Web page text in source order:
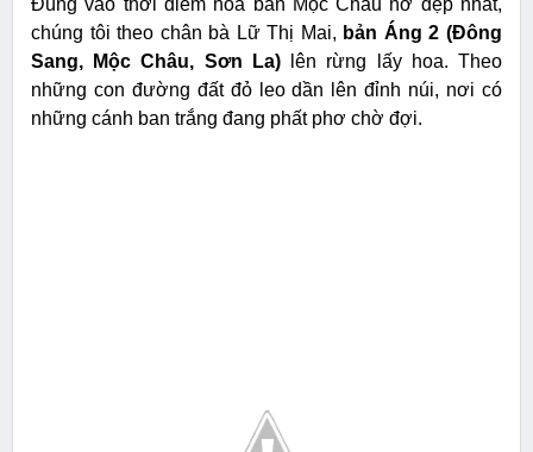
Đúng vào thời điểm hoa ban Mộc Châu nở đẹp nhất,
chúng tôi theo chân bà Lữ Thị Mai, bản Áng 2 (Đông
Sang, Mộc Châu, Sơn La)lên rừng lấy hoa. Theo
những con đường đất đỏ leo dần lên đỉnh núi, nơi có
những cánh ban trắng đang phất phơ chờ đợi.